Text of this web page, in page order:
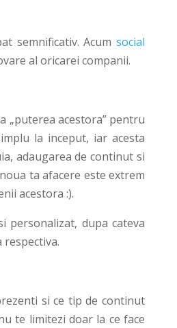
semnificativ. Acumsocial
al oricarei companii.
„puterea acestora” pentru
la inceput, iar acesta
adaugarea de continut si
ta afacere este extrem
acestora :).
personalizat, dupa cateva
si ce tip de continut
te limitezi doar la ce face